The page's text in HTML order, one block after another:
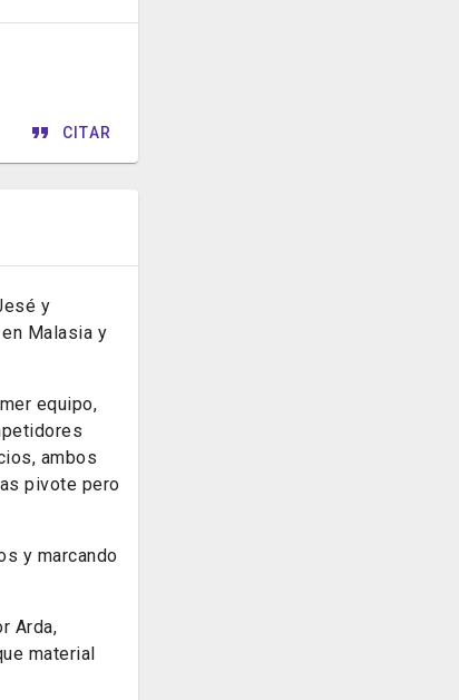
CITAR
y
Malasia y
equipo,
ambos
pivote pero
y marcando
Arda,
material